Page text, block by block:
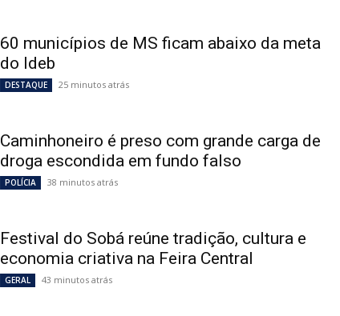
60 municípios de MS ficam abaixo da meta
do Ideb
DESTAQUE 25 minutos atrás
Caminhoneiro é preso com grande carga de
droga escondida em fundo falso
POLÍCIA 38 minutos atrás
Festival do Sobá reúne tradição, cultura e
economia criativa na Feira Central
GERAL 43 minutos atrás